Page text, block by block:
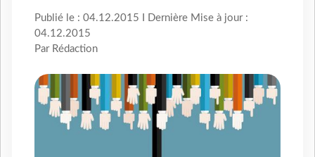
Publié le : 04.12.2015 I Dernière Mise à jour :
04.12.2015
Par Rédaction